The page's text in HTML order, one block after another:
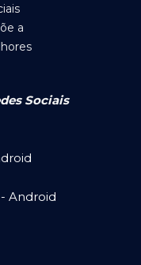
a
Sociais
Android